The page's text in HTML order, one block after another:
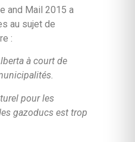
and Mail 2015 a
au sujet de
:
à court de
pour les
gazoducs est trop